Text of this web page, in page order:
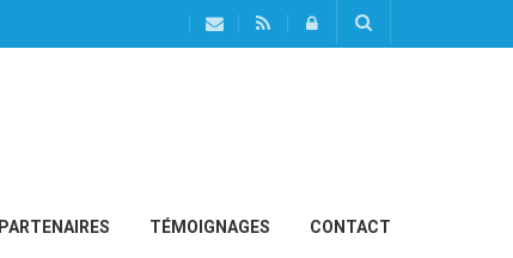
PARTENAIRES TÉMOIGNAGES CONTACT